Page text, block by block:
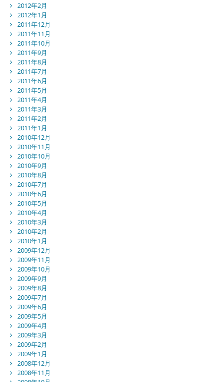
2012年2月
2012年1月
2011年12月
2011年11月
2011年10月
2011年9月
2011年8月
2011年7月
2011年6月
2011年5月
2011年4月
2011年3月
2011年2月
2011年1月
2010年12月
2010年11月
2010年10月
2010年9月
2010年8月
2010年7月
2010年6月
2010年5月
2010年4月
2010年3月
2010年2月
2010年1月
2009年12月
2009年11月
2009年10月
2009年9月
2009年8月
2009年7月
2009年6月
2009年5月
2009年4月
2009年3月
2009年2月
2009年1月
2008年12月
2008年11月